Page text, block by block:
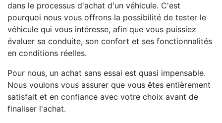
dans le processus d'achat d'un véhicule. C'est
pourquoi nous vous offrons la possibilité de tester le
véhicule qui vous intéresse, afin que vous puissiez
évaluer sa conduite, son confort et ses fonctionnalités
en conditions réelles.
Pour nous, un achat sans essai est quasi impensable.
Nous voulons vous assurer que vous êtes entièrement
satisfait et en confiance avec votre choix avant de
finaliser l'achat.